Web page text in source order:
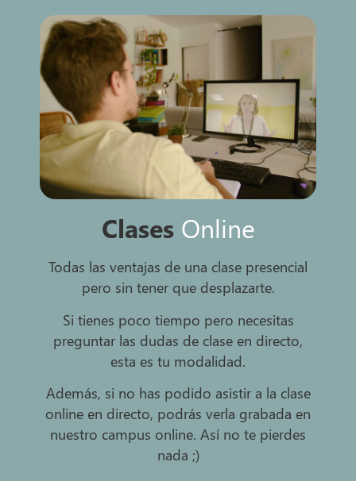
Clases Online
Todas las ventajas de una clase presencial
pero sin tener que desplazarte.
Si tienes poco tiempo pero necesitas
preguntar las dudas de clase en directo,
esta es tu modalidad.
Además, si no has podido asistir a la clase
online en directo, podrás verla grabada en
nuestro campus online. Así no te pierdes
nada ;)